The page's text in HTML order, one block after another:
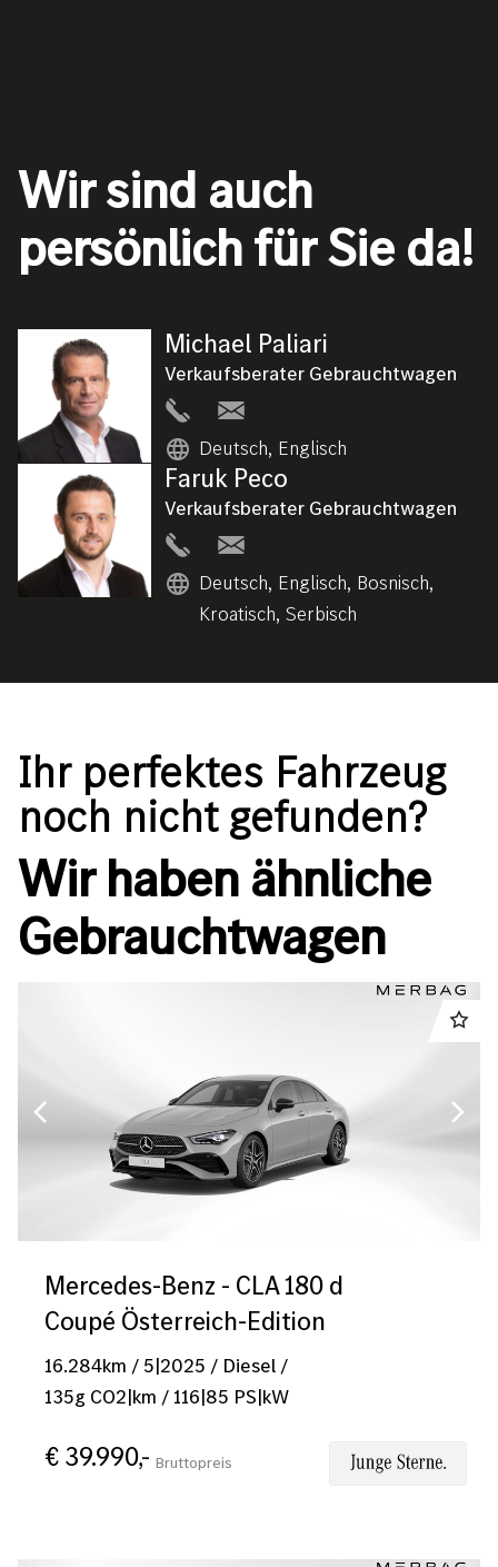
Wir sind auch
persönlich für Sie da!
Michael Paliari
Verkaufsberater Gebrauchtwagen
Deutsch, Englisch
Faruk Peco
Verkaufsberater Gebrauchtwagen
Deutsch, Englisch, Bosnisch,
Kroatisch, Serbisch
Ihr perfektes Fahrzeug
noch nicht gefunden?
Wir haben ähnliche
Gebrauchtwagen
Mercedes-Benz - CLA 180 d
Coupé Österreich-Edition
16.284km / 5|2025 / Diesel /
135g CO2|km / 116|85 PS|kW
€ 39.990,- Bruttopreis